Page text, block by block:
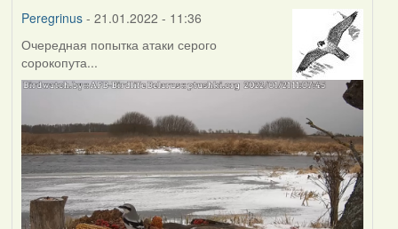
Peregrinus- 21.01.2022 - 11:36
Очередная попытка атаки серого
сорокопута...